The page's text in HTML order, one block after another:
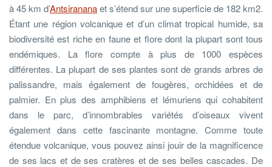
à 45 km d’Antsirananaet s’étend sur une superficie de 182 km2.
Étant une région volcanique et d’un climat tropical humide, sa
biodiversité est riche en faune et flore dont la plupart sont tous
endémiques. La flore compte à plus de 1000 espèces
différentes. La plupart de ses plantes sont de grands arbres de
palissandre, mais également de fougères, orchidées et de
palmier. En plus des amphibiens et lémuriens qui cohabitent
dans le parc, d’innombrables variétés d’oiseaux vivent
également dans cette fascinante montagne. Comme toute
étendue volcanique, vous pouvez ainsi jouir de la magnificence
de ses lacs et de ses cratères et de ses belles cascades. De